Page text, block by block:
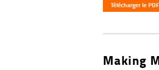
Télécharger le PDF
Making